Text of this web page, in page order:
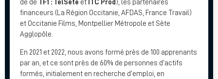
de de TF1 : TelSète et ITC Prod ), les partenaires
financeurs (La Région Occitanie, AFDAS, France Travail)
et Occitanie Films, Montpellier Métropole et Sète
Agglopôle.
En 2021 et 2022, nous avons formé près de 100 apprenants
par an, et ce sont près de 60% de personnes d’actifs
formés, initialement en recherche d’emploi, en